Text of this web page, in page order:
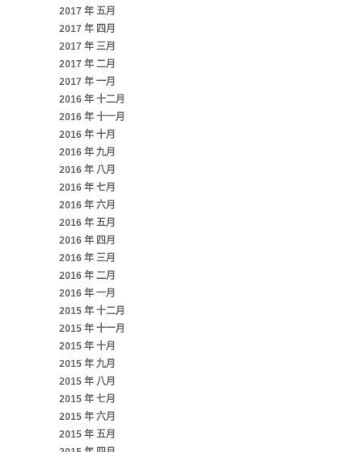
2017 年 五月
2017 年 四月
2017 年 三月
2017 年 二月
2017 年 一月
2016 年 十二月
2016 年 十一月
2016 年 十月
2016 年 九月
2016 年 八月
2016 年 七月
2016 年 六月
2016 年 五月
2016 年 四月
2016 年 三月
2016 年 二月
2016 年 一月
2015 年 十二月
2015 年 十一月
2015 年 十月
2015 年 九月
2015 年 八月
2015 年 七月
2015 年 六月
2015 年 五月